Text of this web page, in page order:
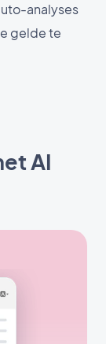
analyses
gelde te
AI